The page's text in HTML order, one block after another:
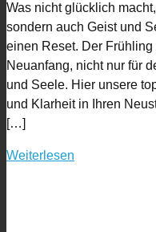
Was nicht glücklich
sondern auch Geist und
einen Reset. Der
Neuanfang, nicht nur für
und Seele. Hier unsere
und Klarheit in Ihren
[…]
Weiterlesen